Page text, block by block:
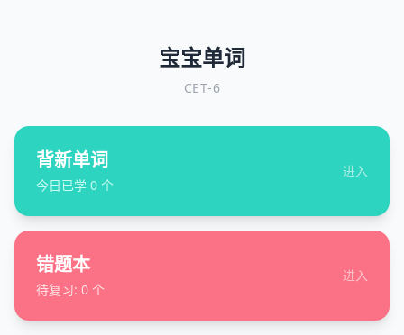
宝宝单词
CET-6
背新单词
今日已学 0 个
进入
错题本
待复习: 0 个
进入